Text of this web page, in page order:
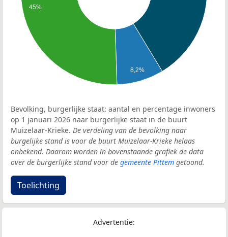
8,2%
45%
Bevolking, burgerlijke staat: aantal en percentage inwoners
op 1 januari 2026 naar burgerlijke staat in de buurt
Muizelaar-Krieke. De verdeling van de bevolking naar
burgelijke stand is voor de buurt Muizelaar-Krieke helaas
onbekend. Daarom worden in bovenstaande grafiek de data
over de burgerlijke stand voor de gemeente Pittem getoond.
Toelichting
Advertentie: